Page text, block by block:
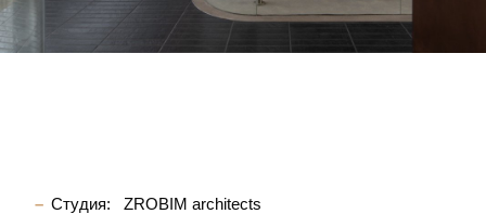
Студия:
ZROBIM architects